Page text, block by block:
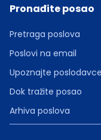
Pronađite posao
Pretraga poslova
Poslovi na email
Upoznajte poslodavce
Dok tražite posao
Arhiva poslova